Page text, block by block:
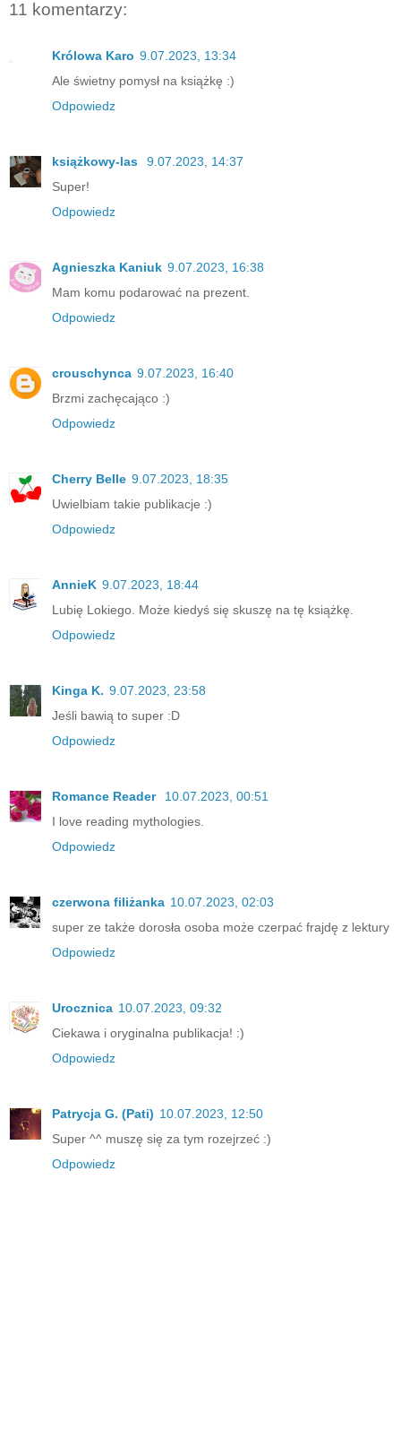
11 komentarzy:
Królowa Karo 9.07.2023, 13:34
Ale świetny pomysł na książkę :)
Odpowiedz
książkowy-las
9.07.2023, 14:37
Super!
Odpowiedz
Agnieszka Kaniuk 9.07.2023, 16:38
Mam komu podarować na prezent.
Odpowiedz
crouschynca 9.07.2023, 16:40
Brzmi zachęcająco :)
Odpowiedz
Cherry Belle 9.07.2023, 18:35
Uwielbiam takie publikacje :)
Odpowiedz
AnnieK 9.07.2023, 18:44
Lubię Lokiego. Może kiedyś się skuszę na tę książkę.
Odpowiedz
Kinga K. 9.07.2023, 23:58
Jeśli bawią to super :D
Odpowiedz
Romance Reader
10.07.2023, 00:51
I love reading mythologies.
Odpowiedz
czerwona filiżanka 10.07.2023, 02:03
super ze także dorosła osoba może czerpać frajdę z lektury
Odpowiedz
Urocznica 10.07.2023, 09:32
Ciekawa i oryginalna publikacja! :)
Odpowiedz
Patrycja G. (Pati) 10.07.2023, 12:50
Super ^^ muszę się za tym rozejrzeć :)
Odpowiedz